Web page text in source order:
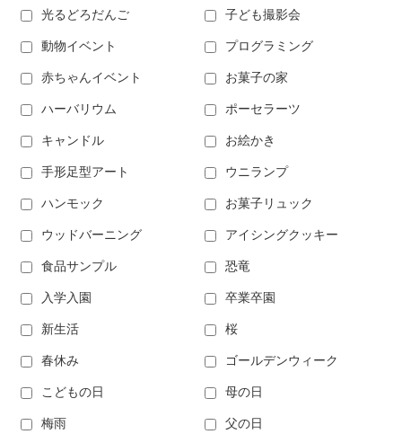
光るどろだんご 子ども撮影会
動物イベント プログラミング
赤ちゃんイベント お菓子の家
ハーバリウム ポーセラーツ
キャンドル お絵かき
手形足型アート ウニランプ
ハンモック お菓子リュック
ウッドバーニング アイシングクッキー
食品サンプル 恐竜
入学入園 卒業卒園
新生活 桜
春休み ゴールデンウィーク
こどもの日 母の日
梅雨 父の日